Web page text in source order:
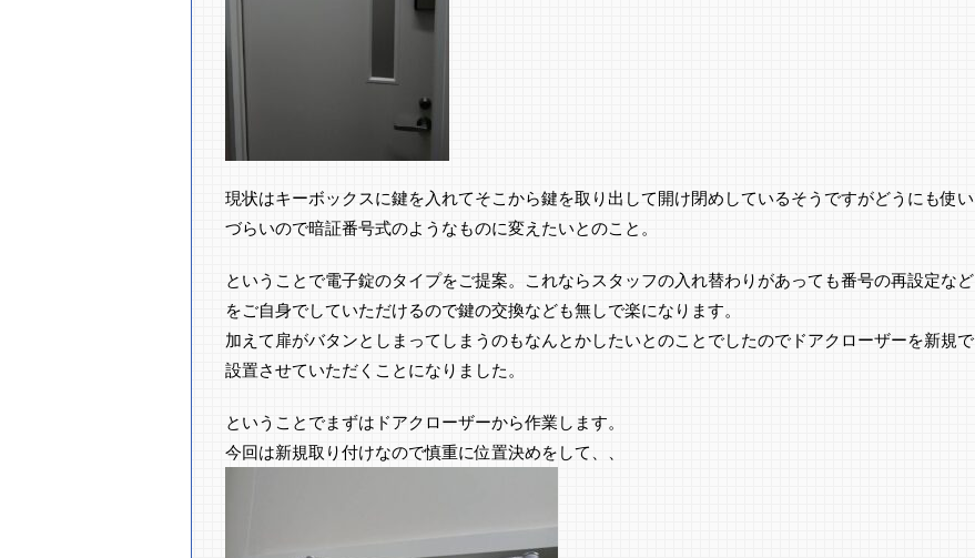
現状はキーボックスに鍵を入れてそこから鍵を取り出して開け閉めしているそうですがどうにも使い
づらいので暗証番号式のようなものに変えたいとのこと。
ということで電子錠のタイプをご提案。これならスタッフの入れ替わりがあっても番号の再設定など
をご自身でしていただけるので鍵の交換なども無しで楽になります。
加えて扉がバタンとしまってしまうのもなんとかしたいとのことでしたのでドアクローザーを新規で
設置させていただくことになりました。
ということでまずはドアクローザーから作業します。
今回は新規取り付けなので慎重に位置決めをして、、